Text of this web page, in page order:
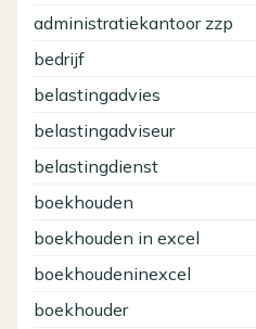
administratiekantoor zzp
bedrijf
belastingadvies
belastingadviseur
belastingdienst
boekhouden
boekhouden in excel
boekhoudeninexcel
boekhouder